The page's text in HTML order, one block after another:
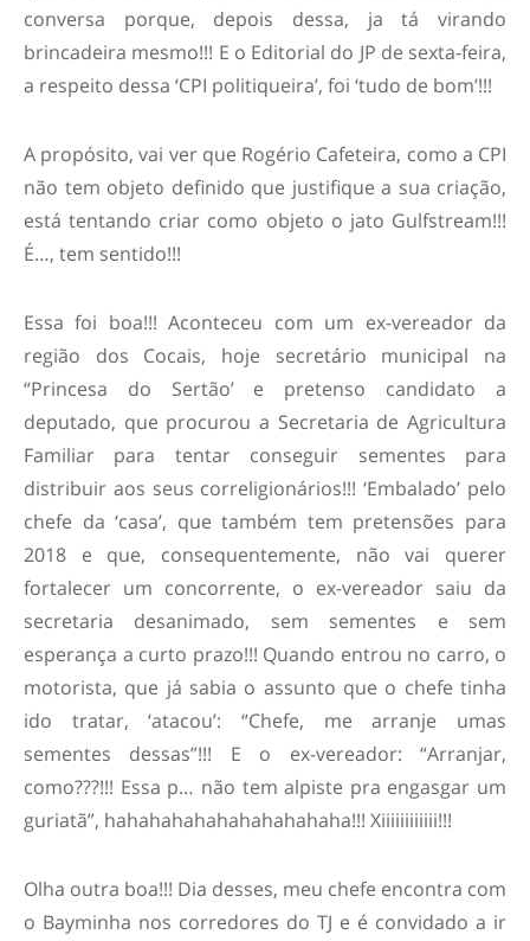
conversa porque, depois dessa, ja tá virando
brincadeira mesmo!!! E o Editorial do JP de sexta-feira,
a respeito dessa ‘CPI politiqueira’, foi ‘tudo de bom’!!!
A propósito, vai ver que Rogério Cafeteira, como a CPI
não tem objeto definido que justifique a sua criação,
está tentando criar como objeto o jato Gulfstream!!!
É…, tem sentido!!!
Essa foi boa!!! Aconteceu com um ex-vereador da
região dos Cocais, hoje secretário municipal na
“Princesa do Sertão’ e pretenso candidato a
deputado, que procurou a Secretaria de Agricultura
Familiar para tentar conseguir sementes para
distribuir aos seus correligionários!!! ‘Embalado’ pelo
chefe da ‘casa’, que também tem pretensões para
2018 e que, consequentemente, não vai querer
fortalecer um concorrente, o ex-vereador saiu da
secretaria desanimado, sem sementes e sem
esperança a curto prazo!!! Quando entrou no carro, o
motorista, que já sabia o assunto que o chefe tinha
ido tratar, ‘atacou’: “Chefe, me arranje umas
sementes dessas”!!! E o ex-vereador: “Arranjar,
como???!!! Essa p… não tem alpiste pra engasgar um
guriatã”, hahahahahahahahahahaha!!! Xiiiiiiiiiiii!!!
Olha outra boa!!! Dia desses, meu chefe encontra com
o Bayminha nos corredores do TJ e é convidado a ir